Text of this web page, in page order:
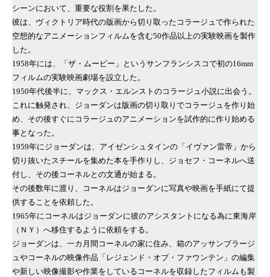
シーンにおいて、重要な役割を果たした。
彼は、ヴィクトリア時代の版画から切り取ったコラージュで作られた
空想的なアニメーションフィルムを含む50作品以上の実験映画を製作
した。
1958年には、「ザ・ムービー」というサンフランシスコで初の16mm
フィルムの実験映画劇場を設立した。
1950年代後半に、マックス・エルンストのコラージュ小説に出会う。
これに触発され、ジョーダンは版画の切り取りでコラージュを作り始
め、その後すぐにコラージュのアニメーションを試作的に作り始める
事となった。
1959年にジョーダンは、アイゼンシュタインの「イヴァン雷帝」から
切り抜いたスチールを集めた本を手作りし、ジョセフ・コーネルへ送
付し、その後コーネルとの文通が始まる。
その後数年に渡り、コーネルはジョーダンに写真や映画を手紙にて提
供することを依頼した。
1965年にコーネルはジョーダンに彼のアシスタントになる為に東海岸
（ＮＹ）へ移住するように依頼をする。
ジョーダンは、一カ月間コーネルの家に住み、箱のアッサンブラージ
ュやコーネルの映像作品「レジェンド・オブ・ファウンテン」の編集
や新しい映像撮影や作業をしているコーネルを収録したフィルムも製